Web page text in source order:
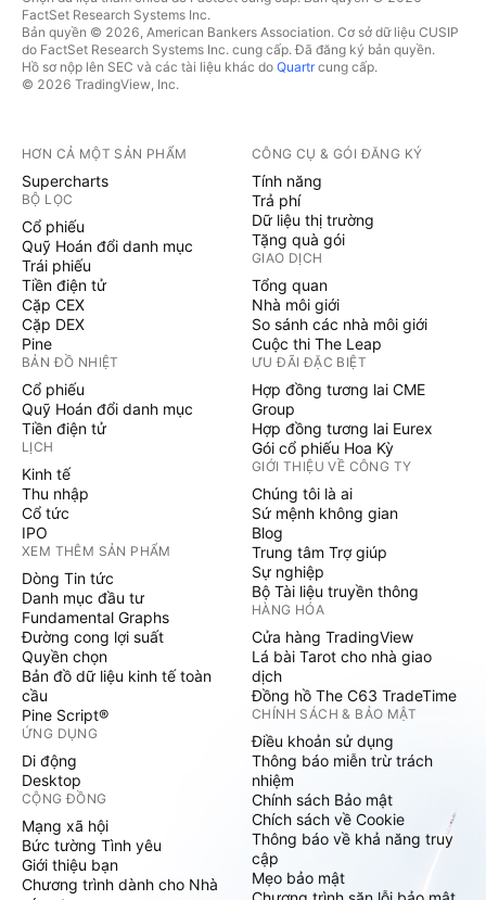
FactSet Research Systems Inc.
Bản quyền © 2026, American Bankers Association. Cơ sở dữ liệu CUSIP
do FactSet Research Systems Inc. cung cấp. Đã đăng ký bản quyền.
Hồ sơ nộp lên SEC và các tài liệu khác do Quartrcung cấp.
© 2026 TradingView, Inc.
HƠN CẢ MỘT SẢN PHẨM
Supercharts
BỘ LỌC
Cổ phiếu
Quỹ Hoán đổi danh mục
Trái phiếu
Tiền điện tử
Cặp CEX
Cặp DEX
Pine
BẢN ĐỒ NHIỆT
Cổ phiếu
Quỹ Hoán đổi danh mục
Tiền điện tử
LỊCH
Kinh tế
Thu nhập
Cổ tức
IPO
XEM THÊM SẢN PHẨM
Dòng Tin tức
Danh mục đầu tư
Fundamental Graphs
Đường cong lợi suất
Quyền chọn
Bản đồ dữ liệu kinh tế toàn
cầu
Pine Script®
ỨNG DỤNG
Di động
Desktop
CỘNG ĐỒNG
Mạng xã hội
Bức tường Tình yêu
Giới thiệu bạn
Chương trình dành cho Nhà
CÔNG CỤ & GÓI ĐĂNG KÝ
Tính năng
Trả phí
Dữ liệu thị trường
Tặng quà gói
GIAO DỊCH
Tổng quan
Nhà môi giới
So sánh các nhà môi giới
Cuộc thi The Leap
ƯU ĐÃI ĐẶC BIỆT
Hợp đồng tương lai CME
Group
Hợp đồng tương lai Eurex
Gói cổ phiếu Hoa Kỳ
GIỚI THIỆU VỀ CÔNG TY
Chúng tôi là ai
Sứ mệnh không gian
Blog
Trung tâm Trợ giúp
Sự nghiệp
Bộ Tài liệu truyền thông
HÀNG HÓA
Cửa hàng TradingView
Lá bài Tarot cho nhà giao
dịch
Đồng hồ The C63 TradeTime
CHÍNH SÁCH & BẢO MẬT
Điều khoản sử dụng
Thông báo miễn trừ trách
nhiệm
Chính sách Bảo mật
Chích sách về Cookie
Thông báo về khả năng truy
cập
Mẹo bảo mật